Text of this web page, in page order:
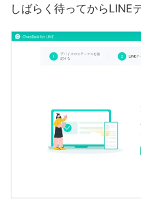
しばらく待ってからLINE